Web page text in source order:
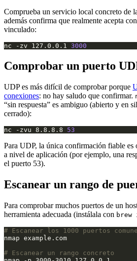
Comprueba un servicio local concreto de
además confirma que realmente acepta
vinculado:
nc -zv 127.0.0.1 3000
Comprobar un puerto
UDP es más difícil de comprobar porque
conexiones: no hay saludo que confirmar.
“sin respuesta” es ambiguo (abierto y en
cerrado):
nc -zvu 8.8.8.8 53
Para UDP, la única confirmación fiable es
a nivel de aplicación (por ejemplo, una
el puerto 53).
Escanear un rango de
Para comprobar muchos puertos de un
herramienta adecuada (instálala con brew
# Escanear los 1000 puertos
# Escanear un rango concreto